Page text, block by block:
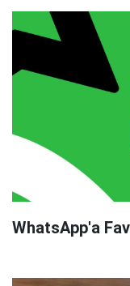
WhatsApp'a